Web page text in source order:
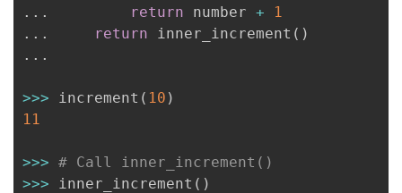
. . . return number +
1
. . . return inner_increment ( )
. . .
>>> increment ( 10 )
11
>>> # Call inner_increment()
>>> inner_increment ( )